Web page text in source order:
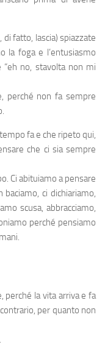
di fatto, lascia) spiazzate
la foga e l’entusiasmo
no, stavolta non mi
perché non fa sempre
fa e che ripeto qui,
che ci sia sempre
Ci abituiamo a pensare
baciamo, ci dichiariamo,
scusa, abbracciamo,
perché pensiamo
perché la vita arriva e fa
per quanto non